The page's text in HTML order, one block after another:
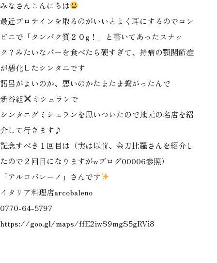
みなさんこんにちは
最近プロテインを取るのがいいとよく耳にするのでコン
ビニで「タンパク質２０g！」と書いてあったスナッ
ク？みたいなバーを食べたら硬すぎて、持病の顎関節症
が悪化したシンタニです
語呂がよいのか、悪いのかたまたま繋がったんで
新谷組
ミシュランで
シンタニグミシュランを思いついたので地元の名店を紹
介して行きます♪
記念すべき１回目は（実は以前、金刀比羅さんを紹介し
たので２回目になりますがwブログ00006参照）
「アルコバレーノ」さんです
イタリア料理店arcobaleno
0770-64-5797
https://goo.gl/maps/ffE2iwS9mgS5gRVi8